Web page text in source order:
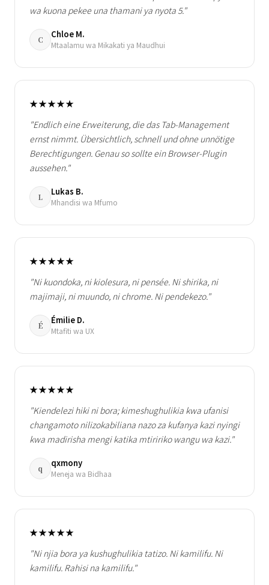
wa kuona pekee una thamani ya nyota 5."
C Chloe M.
Mtaalamu wa Mikakati ya Maudhui
★★★★★
"Endlich eine Erweiterung, die das Tab-Management
ernst nimmt. Übersichtlich, schnell und ohne unnötige
Berechtigungen. Genau so sollte ein Browser-Plugin
aussehen."
L Lukas B.
Mhandisi wa Mfumo
★★★★★
"Ni kuondoka, ni kiolesura, ni pensée. Ni shirika, ni
majimaji, ni muundo, ni chrome. Ni pendekezo."
É Émilie D.
Mtafiti wa UX
★★★★★
"Kiendelezi hiki ni bora; kimeshughulikia kwa ufanisi
changamoto nilizokabiliana nazo za kufanya kazi nyingi
kwa madirisha mengi katika mtiririko wangu wa kazi."
q qxmony
Meneja wa Bidhaa
★★★★★
"Ni njia bora ya kushughulikia tatizo. Ni kamilifu. Ni
kamilifu. Rahisi na kamilifu."